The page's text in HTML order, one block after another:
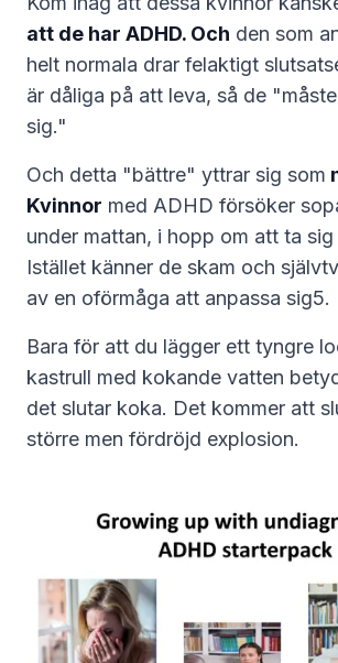
att de har ADHD. Och den som
helt normala drar felaktigt
är dåliga på att leva, så de
sig."
Och detta "bättre" yttrar sig som
Kvinnor med ADHD försöker
under mattan, i hopp om att ta sig
Istället känner de skam och
av en oförmåga att anpassa sig5.
Bara för att du lägger ett tyngre
kastrull med kokande vatten
det slutar koka. Det kommer att
större men fördröjd explosion.